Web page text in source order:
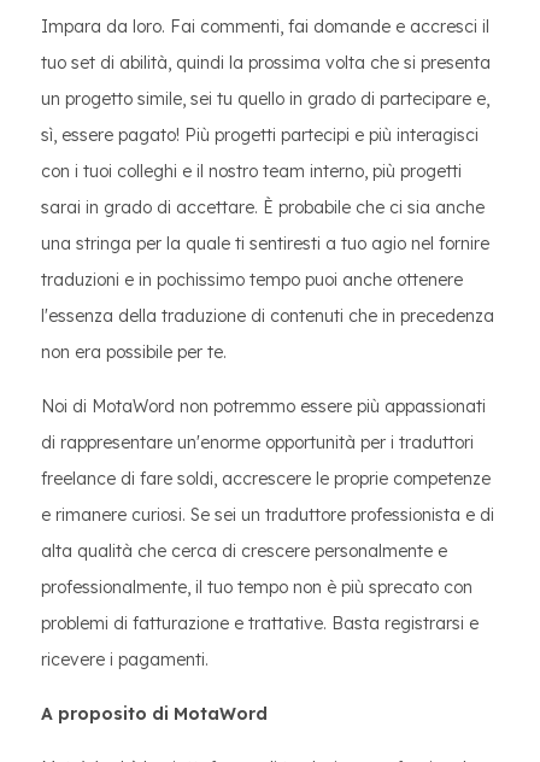
Impara da loro. Fai commenti, fai domande e accresci il
tuo set di abilità, quindi la prossima volta che si presenta
un progetto simile, sei tu quello in grado di partecipare e,
sì, essere pagato! Più progetti partecipi e più interagisci
con i tuoi colleghi e il nostro team interno, più progetti
sarai in grado di accettare. È probabile che ci sia anche
una stringa per la quale ti sentiresti a tuo agio nel fornire
traduzioni e in pochissimo tempo puoi anche ottenere
l'essenza della traduzione di contenuti che in precedenza
non era possibile per te.
Noi di MotaWord non potremmo essere più appassionati
di rappresentare un'enorme opportunità per i traduttori
freelance di fare soldi, accrescere le proprie competenze
e rimanere curiosi. Se sei un traduttore professionista e di
alta qualità che cerca di crescere personalmente e
professionalmente, il tuo tempo non è più sprecato con
problemi di fatturazione e trattative. Basta registrarsi e
ricevere i pagamenti.
A proposito di MotaWord